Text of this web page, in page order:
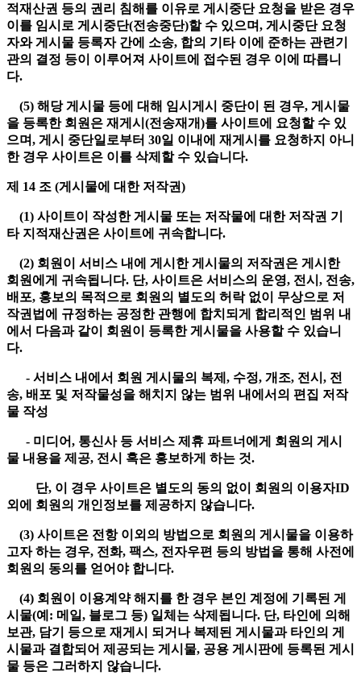
적재산권 등의 권리 침해를 이유로 게시중단 요청을 받은 경우
이를 임시로 게시중단(전송중단)할 수 있으며, 게시중단 요청
자와 게시물 등록자 간에 소송, 합의 기타 이에 준하는 관련기
관의 결정 등이 이루어져 사이트에 접수된 경우 이에 따릅니
다.
(5) 해당 게시물 등에 대해 임시게시 중단이 된 경우, 게시물
을 등록한 회원은 재게시(전송재개)를 사이트에 요청할 수 있
으며, 게시 중단일로부터 30일 이내에 재게시를 요청하지 아니
한 경우 사이트은 이를 삭제할 수 있습니다.
제 14 조 (게시물에 대한 저작권)
(1) 사이트이 작성한 게시물 또는 저작물에 대한 저작권 기
타 지적재산권은 사이트에 귀속합니다.
(2) 회원이 서비스 내에 게시한 게시물의 저작권은 게시한
회원에게 귀속됩니다. 단, 사이트은 서비스의 운영, 전시, 전송,
배포, 홍보의 목적으로 회원의 별도의 허락 없이 무상으로 저
작권법에 규정하는 공정한 관행에 합치되게 합리적인 범위 내
에서 다음과 같이 회원이 등록한 게시물을 사용할 수 있습니
다.
- 서비스 내에서 회원 게시물의 복제, 수정, 개조, 전시, 전
송, 배포 및 저작물성을 해치지 않는 범위 내에서의 편집 저작
물 작성
- 미디어, 통신사 등 서비스 제휴 파트너에게 회원의 게시
물 내용을 제공, 전시 혹은 홍보하게 하는 것.
단, 이 경우 사이트은 별도의 동의 없이 회원의 이용자ID
외에 회원의 개인정보를 제공하지 않습니다.
(3) 사이트은 전항 이외의 방법으로 회원의 게시물을 이용하
고자 하는 경우, 전화, 팩스, 전자우편 등의 방법을 통해 사전에
회원의 동의를 얻어야 합니다.
(4) 회원이 이용계약 해지를 한 경우 본인 계정에 기록된 게
시물(예: 메일, 블로그 등) 일체는 삭제됩니다. 단, 타인에 의해
보관, 담기 등으로 재게시 되거나 복제된 게시물과 타인의 게
시물과 결합되어 제공되는 게시물, 공용 게시판에 등록된 게시
물 등은 그러하지 않습니다.